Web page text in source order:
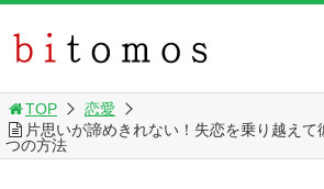
TOP
恋愛
片思いが諦めきれない！失恋を乗り越えて
つの方法